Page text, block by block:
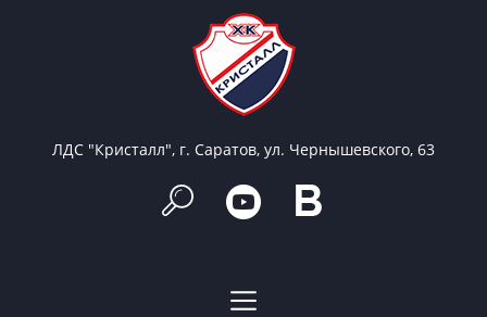
ЛДС "Кристалл", г. Саратов, ул. Чернышевского, 63